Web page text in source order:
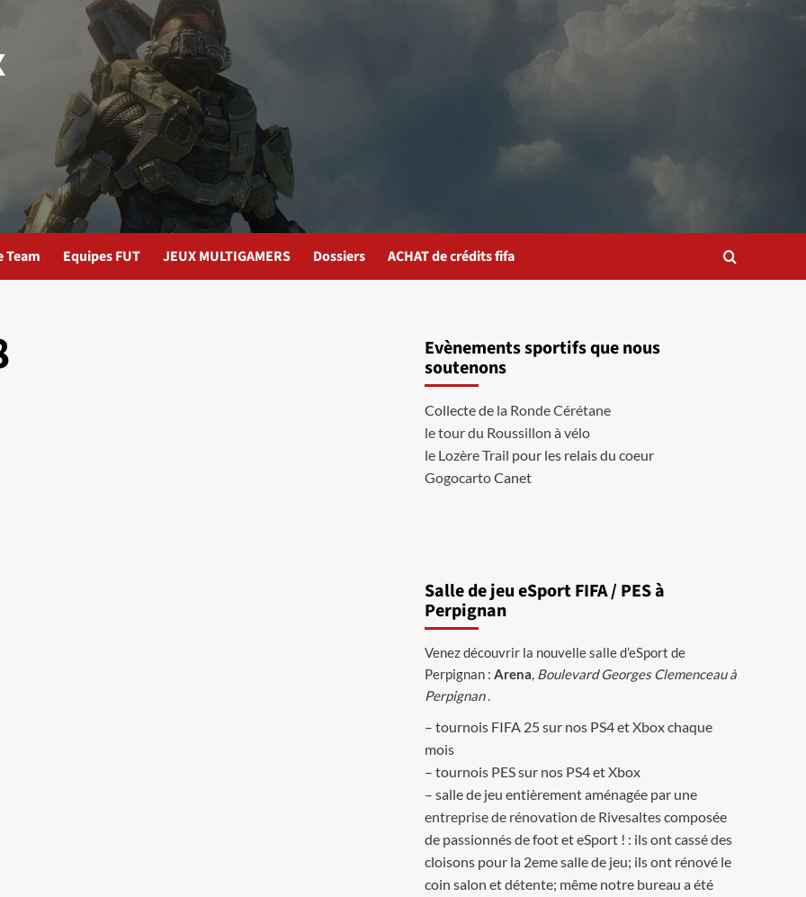
Team Equipes FUT JEUX MULTIGAMERS Dossiers ACHAT de crédits fifa
Evènements sportifs que nous
soutenons
Collecte de la Ronde Cérétane
le tour du Roussillon à vélo
le Lozère Trail pour les relais du coeur
GogocartoCanet
Salle de jeu eSport FIFA / PES à
Perpignan
Venez découvrir la nouvelle salle d’eSport de
Perpignan : Arena, Boulevard Georges Clemenceau à
Perpignan .
– tournois FIFA 25 sur nos PS4 et Xbox chaque
mois
– tournois PES sur nos PS4 et Xbox
– salle de jeu entièrement aménagée par une
entreprise de rénovation de Rivesaltescomposée
de passionnés de foot et eSport ! : ils ont cassé des
cloisons pour la 2eme salle de jeu; ils ont rénové le
coin salon et détente; même notre bureau a été